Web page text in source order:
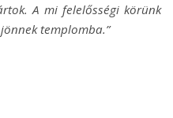
A mi felelősségi körünk
templomba.”